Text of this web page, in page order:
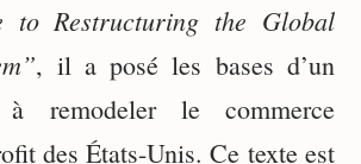
to Restructuring the Global
, il a posé les bases d’un
remodeler le commerce
des États-Unis. Ce texte est